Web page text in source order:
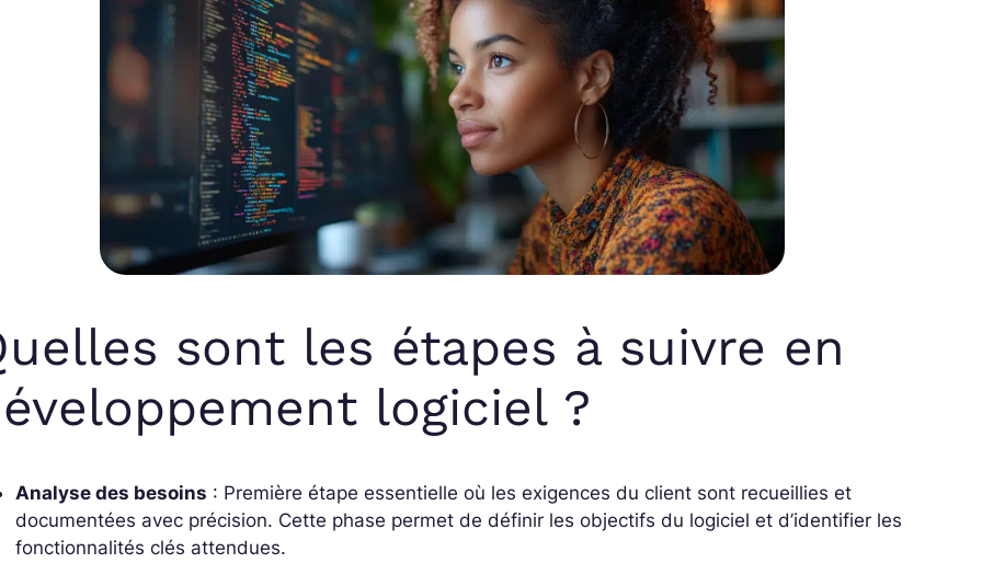
sont les étapes à suivre en
logiciel ?
Analyse des besoins : Première étape essentielle où les exigences du client sont recueillies et
documentées avec précision. Cette phase permet de définir les objectifs du logiciel et d’identifier les
fonctionnalités clés attendues.